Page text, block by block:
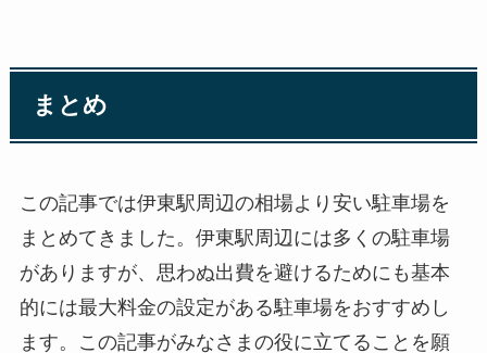
まとめ
この記事では伊東駅周辺の相場より安い駐車場を
まとめてきました。伊東駅周辺には多くの駐車場
がありますが、思わぬ出費を避けるためにも基本
的には最大料金の設定がある駐車場をおすすめし
ます。この記事がみなさまの役に立てることを願